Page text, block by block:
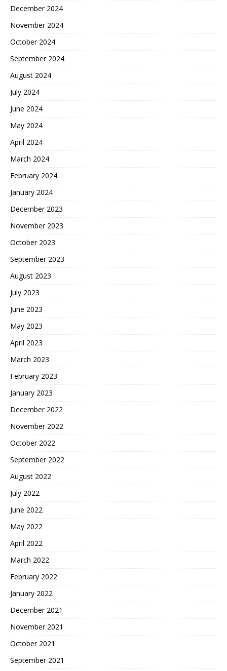
December 2024
November 2024
October 2024
September 2024
August 2024
July 2024
June 2024
May 2024
April 2024
March 2024
February 2024
January 2024
December 2023
November 2023
October 2023
September 2023
August 2023
July 2023
June 2023
May 2023
April 2023
March 2023
February 2023
January 2023
December 2022
November 2022
October 2022
September 2022
August 2022
July 2022
June 2022
May 2022
April 2022
March 2022
February 2022
January 2022
December 2021
November 2021
October 2021
September 2021